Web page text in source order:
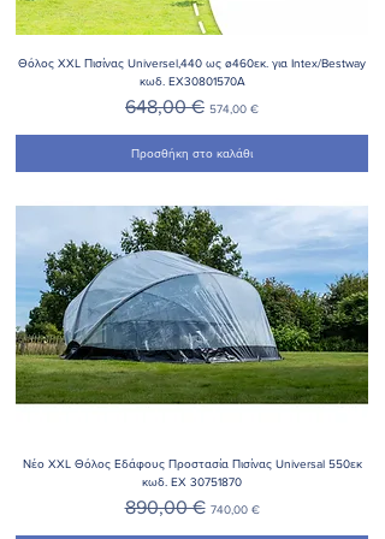
Θόλος XXL Πισίνας Universel,440 ως ø460εκ. για Intex/Bestway
κωδ. EX30801570Α
Κανονική τιμή
648,00 € 574,00 €
Προσθήκη στο καλάθι
Νέο XXL Θόλος Εδάφους Προστασία Πισίνας Universal 550εκ
κωδ. EX 30751870
Κανονική τιμή
890,00 € Τιμή Έκπτωσης
740,00 €